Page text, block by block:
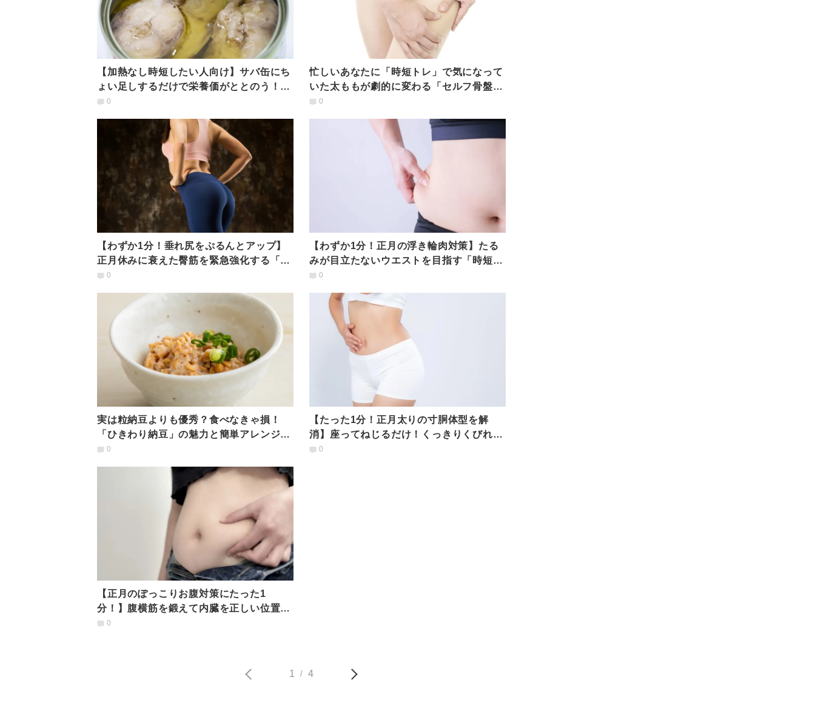
【加熱なし時短したい人向け】サバ缶にち
ょい足しするだけで栄養価がととのう！お
すすめ食材５選
0
忙しいあなたに「時短トレ」で気になって
いた太ももが劇的に変わる「セルフ骨盤ケ
ア」
0
【わずか1分！垂れ尻をぷるんとアップ】
正月休みに衰えた臀筋を緊急強化する「時
短ピラティス」
0
【わずか1分！正月の浮き輪肉対策】たる
みが目立たないウエストを目指す「時短ピ
ラティス」
0
実は粒納豆よりも優秀？食べなきゃ損！
「ひきわり納豆」の魅力と簡単アレンジレ
シピを管理栄養士が解説
0
【たった1分！正月太りの寸胴体型を解
消】座ってねじるだけ！くっきりくびれが
蘇る「時短ピラティス」
0
【正月のぽっこりお腹対策にたった1
分！】腹横筋を鍛えて内臓を正しい位置に
整える「時短ピラティス」
0
1 / 4